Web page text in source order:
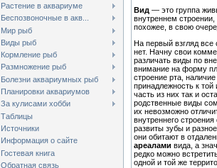
Растение в аквариуме
Беспозвоночные в акв...
Мир рыб
Виды рыб
Кормление рыб
Размножение рыб
Болезни аквариумных рыб
Планировки аквариумов
За кулисами хобби
Таблицы
Источники
Информация о сайте
Гостевая книга
Обратная связь
Вид — это группа
внутреннем
похожее, в свою
На первый взгляд все
нет. Начну свои
различать виды по
внимание на форму
строение рта,
принадлежность к той
часть из них так и
родственные виды
их невозможно
внутреннего
развиты зубы и
они обитают в
ареалами вида, а
редко можно
одной и той же